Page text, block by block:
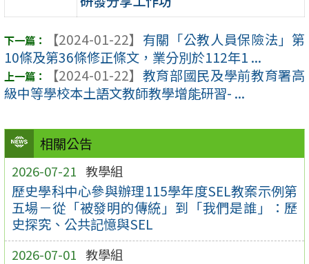
相關公告
2026-07-21 教學組
歷史學科中心參與辦理115學年度SEL教案示例第
五場－從「被發明的傳統」到「我們是誰」：歷
史探究、公共記憶與SEL
2026-07-01 教學組
【2024-01-22】 有關「公教人員保險法」第
10條及第36條修正條文，業分別於112年1 ...
【2024-01-22】 教育部國民及學前教育署高
級中等學校本土語文教師教學增能研習- ...